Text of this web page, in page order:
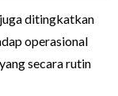
ditingkatkan
operasional
secara rutin